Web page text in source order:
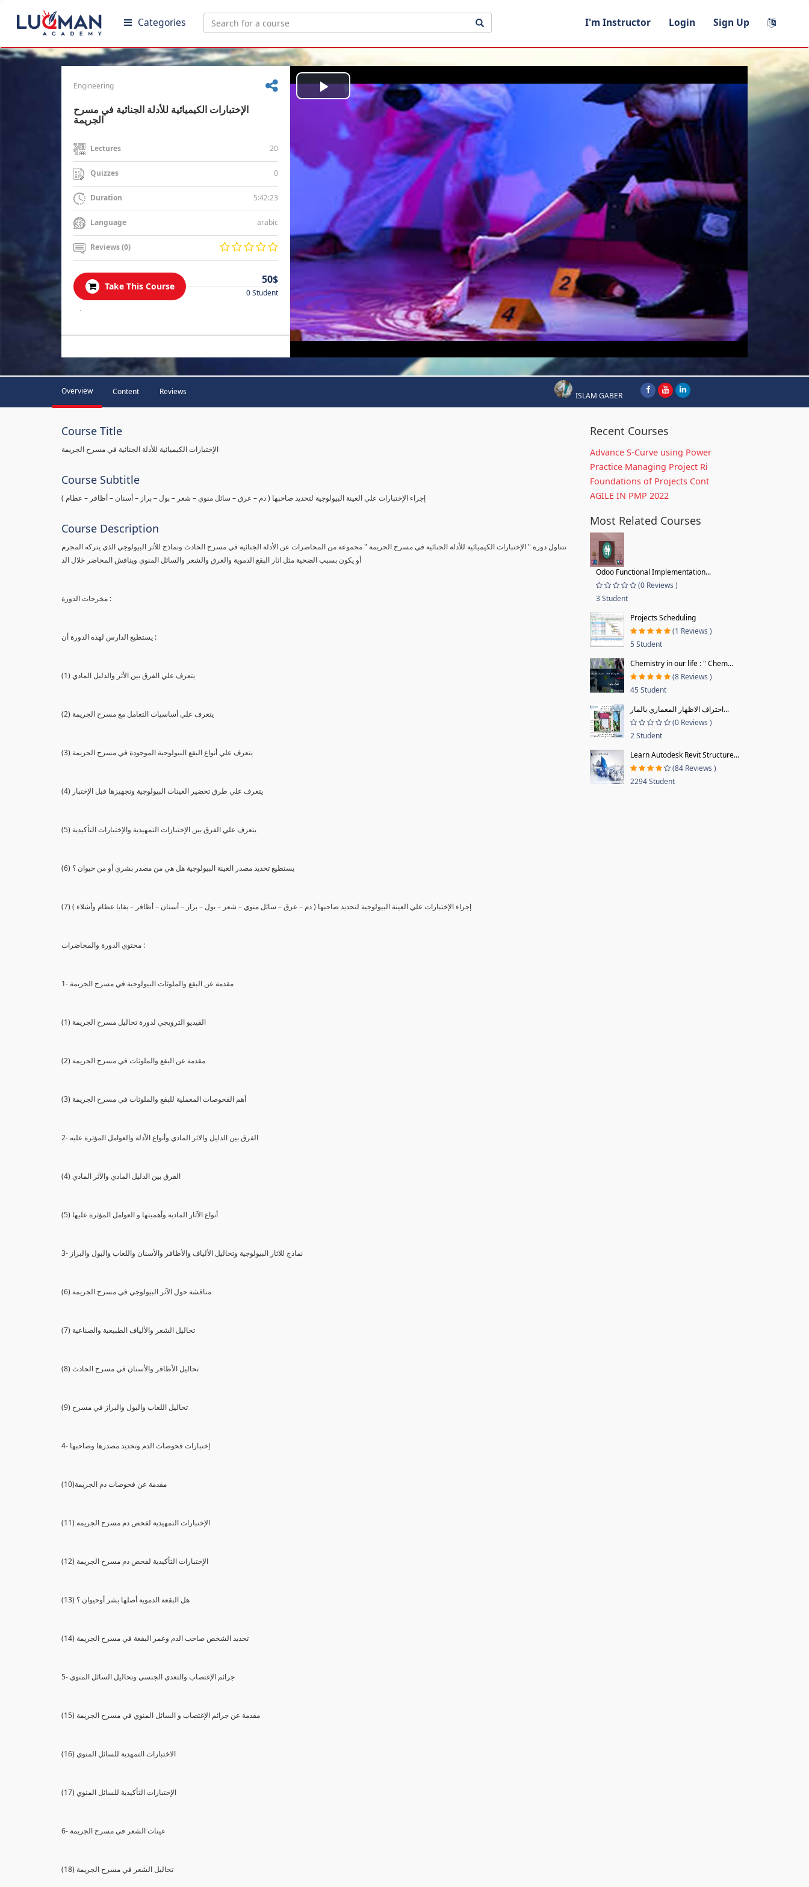
Categories I'm Instructor Login Sign Up
Engineering
الإختبارات الكيميائية للأدلة الجنائية في مسرح
الجريمة
Lectures 20
Quizzes 0
Duration 5:42:23
Language arabic
Reviews (0)
Take This Course
50$
0 Student
.
Play
Video
Overview Content Reviews ISLAM GABER
Course Title
الإختبارات الكيميائية للأدلة الجنائية في مسرح الجريمة
Course Subtitle
( إجراء الإختبارات علي العينة البيولوجية لتحديد صاحبها ( دم – عرق – سائل منوي – شعر – بول – براز – أسنان – أظافر – عظام
Course Description
تتناول دورة " الإختبارات الكيميائية للأدلة الجنائية في مسرح الجريمة " مجموعة من المحاضرات عن الأدلة الجنائية في مسرح الحادث ونماذج للأثر البيولوجي الذي يتركه المجرم
أو يكون بسبب الضحية مثل اثار البقع الدموية والعرق والشعر والسائل المنوي ويناقش المحاضر خلال الد
مخرجات الدورة :
يستطيع الدارس لهذه الدورة أن :
(1) يتعرف علي الفرق بين الأثر والدليل المادي
(2) يتعرف علي أساسيات التعامل مع مسرح الجريمة
(3) يتعرف علي أنواع البقع البيولوجية الموجودة في مسرح الجريمة
(4) يتعرف علي طرق تحضير العينات البيولوجية وتجهيزها قبل الإختبار
(5) يتعرف علي الفرق بين الإختبارات التمهيدية والإختبارات التأكيدية
(6) يستطيع تحديد مصدر العينة البيولوجية هل هي من مصدر بشري أو من حيوان ؟
(7) إجراء الإختبارات علي العينة البيولوجية لتحديد صاحبها ( دم – عرق – سائل منوي – شعر – بول – براز – أسنان – أظافر – بقايا عظام وأشلاء )
محتوي الدورة والمحاضرات :
1- مقدمة عن البقع والملوثات البيولوجية في مسرح الجريمة
(1) الفيديو الترويجي لدورة تحاليل مسرح الجريمة
(2) مقدمة عن البقع والملوثات في مسرح الجريمة
(3) أهم الفحوصات المعملية للبقع والملوثات في مسرح الجريمة
2- الفرق بين الدليل والاثر المادي وأنواع الأدلة والعوامل المؤثرة عليه
(4) الفرق بين الدليل المادي والآثر المادي
(5) أنواع الآثار المادية وأهميتها و العوامل المؤثرة عليها
3- نماذج للاثار البيولوجية وتحاليل الألياف والأظافر والأسنان واللعاب والبول والبراز
(6) مناقشة حول الآثر البيولوجي في مسرح الجريمة
(7) تحاليل الشعر والألياف الطبيعية والصناعية
(8) تحاليل الأظافر والأسنان في مسرح الحادث
(9) تحاليل اللعاب والبول والبراز في مسرح
4- إختبارات فحوصات الدم وتحديد مصدرها وصاحبها
(10)مقدمة عن فحوصات دم الجريمة
(11) الإختبارات التمهيدية لفحص دم مسرح الجريمة
(12) الإختبارات التأكيدية لفحص دم مسرح الجريمة
(13) هل البقعة الدموية أصلها بشر أوحيوان ؟
(14) تحديد الشخص صاحب الدم وعمر البقعة في مسرح الجريمة
5- جرائم الإغتصاب والتعدي الجنسي وتحاليل السائل المنوي
(15) مقدمة عن جرائم الإغتصاب و السائل المنوي في مسرح الجريمة
(16) الاختبارات التمهدية للسائل المنوي
(17) الإختبارات التأكيدية للسائل المنوي
6- عينات الشعر في مسرح الجريمة
(18) تحاليل الشعر في مسرح الجريمة
Recent Courses
Advance S-Curve using Power
Practice Managing Project Ri
Foundations of Projects Cont
AGILE IN PMP 2022
Most Related Courses
Odoo Functional Implementation...
(0 Reviews )
3 Student
Projects Scheduling
(1 Reviews )
5 Student
Chemistry in our life : " Chem...
(8 Reviews )
45 Student
احتراف الاظهار المعماري بالمار...
(0 Reviews )
2 Student
Learn Autodesk Revit Structure...
(84 Reviews )
2294 Student